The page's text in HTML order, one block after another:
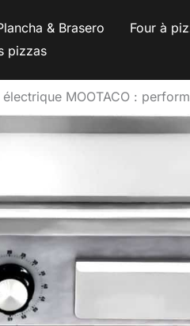
& Brasero Four à
pizzas
MOOTACO :